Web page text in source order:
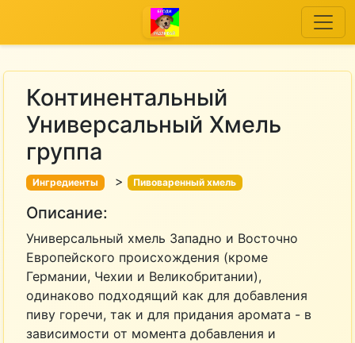
Континентальный
Универсальный Хмель
группа
Ингредиенты > Пивоваренный хмель
Описание:
Универсальный хмель Западно и Восточно
Европейского происхождения (кроме
Германии, Чехии и Великобритании),
одинаково подходящий как для добавления
пиву горечи, так и для придания аромата - в
зависимости от момента добавления и